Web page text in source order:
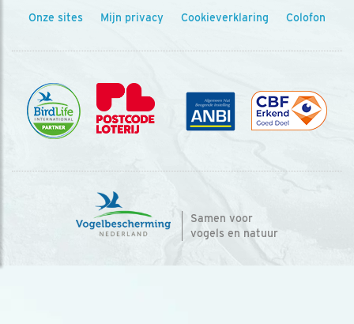
Onze sites Mijn privacy Cookieverklaring Colofon
Samen voor
vogels en natuur